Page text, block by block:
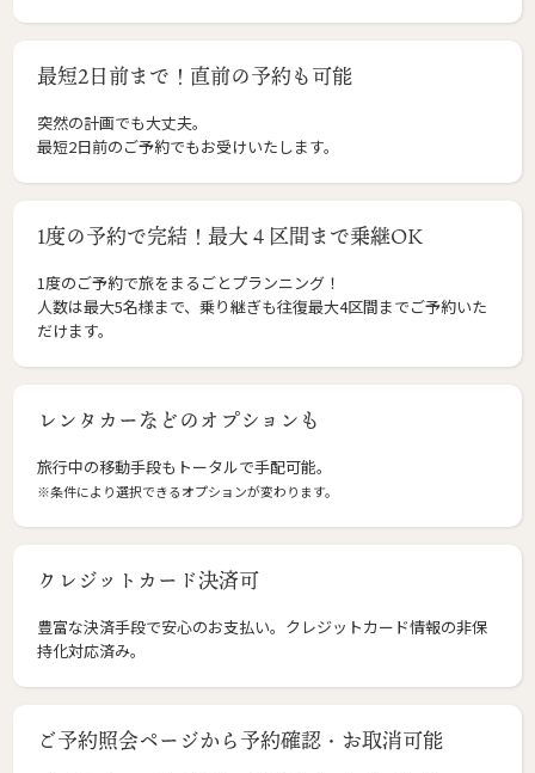
最短2日前まで！直前の予約も可能
突然の計画でも大丈夫。
最短2日前のご予約でもお受けいたします。
1度の予約で完結！最大４区間まで乗継OK
1度のご予約で旅をまるごとプランニング！
人数は最大5名様まで、乗り継ぎも往復最大4区間までご予約いた
だけます。
レンタカーなどのオプションも
旅行中の移動手段もトータルで手配可能。
※条件により選択できるオプションが変わります。
クレジットカード決済可
豊富な決済手段で安心のお支払い。クレジットカード情報の非保
持化対応済み。
ご予約照会ページから予約確認・お取消可能